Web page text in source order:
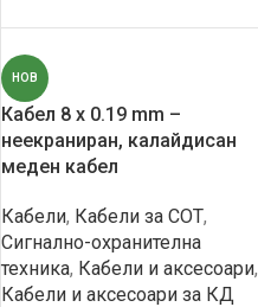
НОВ
Кабел 8 x 0.19 mm –
неекраниран, калайдисан
меден кабел
Кабели, Кабели за СОТ,
Сигнално-охранителна
техника, Кабели и аксесоари,
Кабели и аксесоари за КД